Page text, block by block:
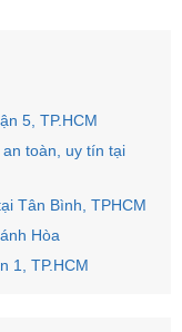
5, TP.HCM
toàn, uy tín tại
Tân Bình, TPHCM
Hòa
1, TP.HCM